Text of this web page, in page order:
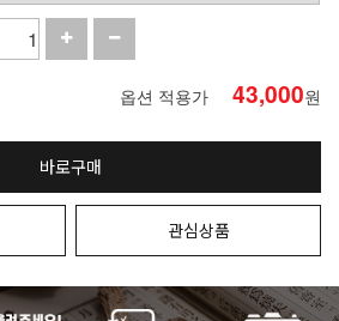
옵션 적용가 43,000원
바로구매
관심상품